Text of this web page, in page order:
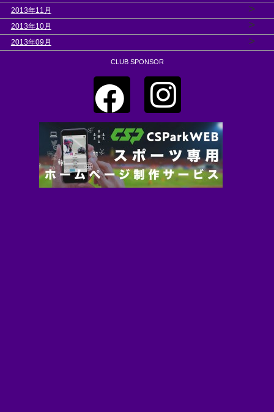
2013年11月 >
2013年10月 >
2013年09月 >
CLUB SPONSOR